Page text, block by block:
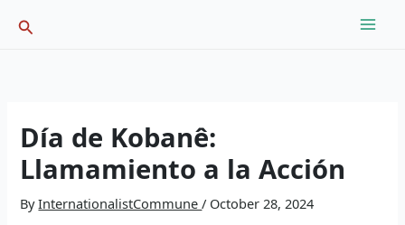
Search
Día de Kobanê:
Llamamiento a la Acción
ByInternationalistCommune/ October 28, 2024